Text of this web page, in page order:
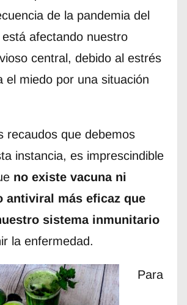
de la pandemia del
afectando nuestro
central, debido al estrés
el miedo por una situación
recaudos que debemos
instancia, es imprescindible
no existe vacuna ni
antiviral más eficaz que
sistema inmunitario
la enfermedad.
Para